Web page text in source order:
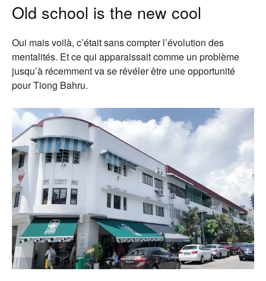
Old school is the new cool
Oui mais voilà, c’était sans compter l’évolution des
mentalités. Et ce qui apparaissait comme un problème
jusqu’à récemment va se révéler être une opportunité
pour Tiong Bahru.